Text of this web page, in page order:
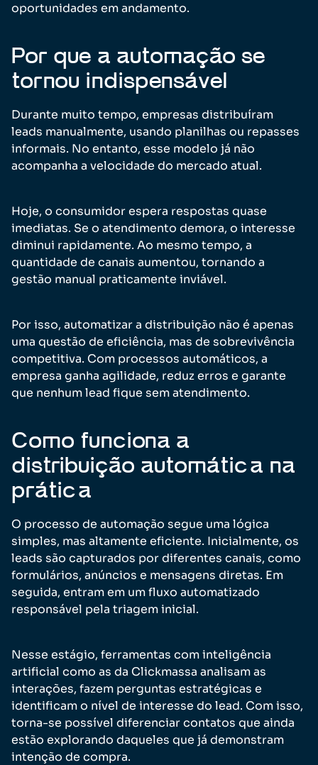
oportunidades em andamento.
Por que a automação se
tornou indispensável
Durante muito tempo, empresas distribuíram
leads manualmente, usando planilhas ou repasses
informais. No entanto, esse modelo já não
acompanha a velocidade do mercado atual.
Hoje, o consumidor espera respostas quase
imediatas. Se o atendimento demora, o interesse
diminui rapidamente. Ao mesmo tempo, a
quantidade de canais aumentou, tornando a
gestão manual praticamente inviável.
Por isso, automatizar a distribuição não é apenas
uma questão de eficiência, mas de sobrevivência
competitiva. Com processos automáticos, a
empresa ganha agilidade, reduz erros e garante
que nenhum lead fique sem atendimento.
Como funciona a
distribuição automática na
prática
O processo de automação segue uma lógica
simples, mas altamente eficiente. Inicialmente, os
leads são capturados por diferentes canais, como
formulários, anúncios e mensagens diretas. Em
seguida, entram em um fluxo automatizado
responsável pela triagem inicial.
Nesse estágio, ferramentas com inteligência
artificial como as da Clickmassa analisam as
interações, fazem perguntas estratégicas e
identificam o nível de interesse do lead. Com isso,
torna-se possível diferenciar contatos que ainda
estão explorando daqueles que já demonstram
intenção de compra.